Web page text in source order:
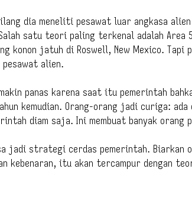
dia meneliti pesawat luar angkasa
satu teori paling terkenal adalah Area
konon jatuh di Roswell, New Mexico. Tapi
pesawat alien.
panas karena saat itu pemerintah
kemudian. Orang-orang jadi curiga: ada
diam saja. Ini membuat banyak
jadi strategi cerdas pemerintah. Biarkan
kebenaran, itu akan tercampur dengan